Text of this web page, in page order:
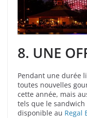
8. UNE
Pendant une durée
toutes nouvelles
cette année, mais
tels que le
disponible au Regal